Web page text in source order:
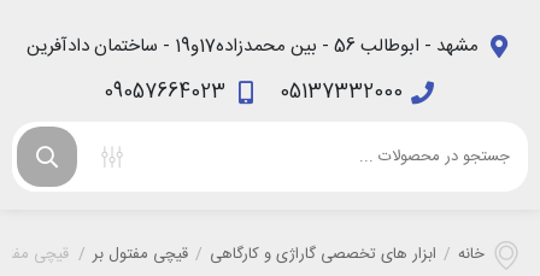
مشهد - ابوطالب 56 - بین محمدزاده17و19 - ساختمان دادآفرین
05137332000
09057664023
خانه / ابزار های تخصصی گاراژی و کارگاهی / قیچی مفتول بر / قیچی مفتول بر